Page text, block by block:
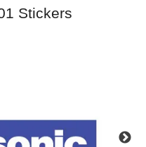
Stickers